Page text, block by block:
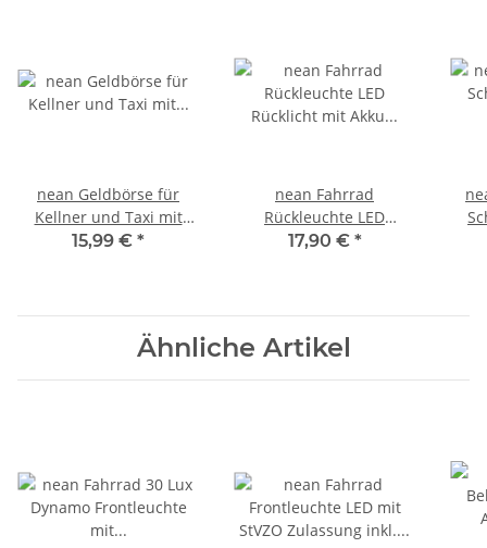
nean Geldbörse für
Kellner und Taxi mit
Holster-Stecktasche und
15,99 € *
nean Fahrrad
Rückleuchte LED
Rücklicht mit Akku und
17,90 € *
Ähnliche Artikel